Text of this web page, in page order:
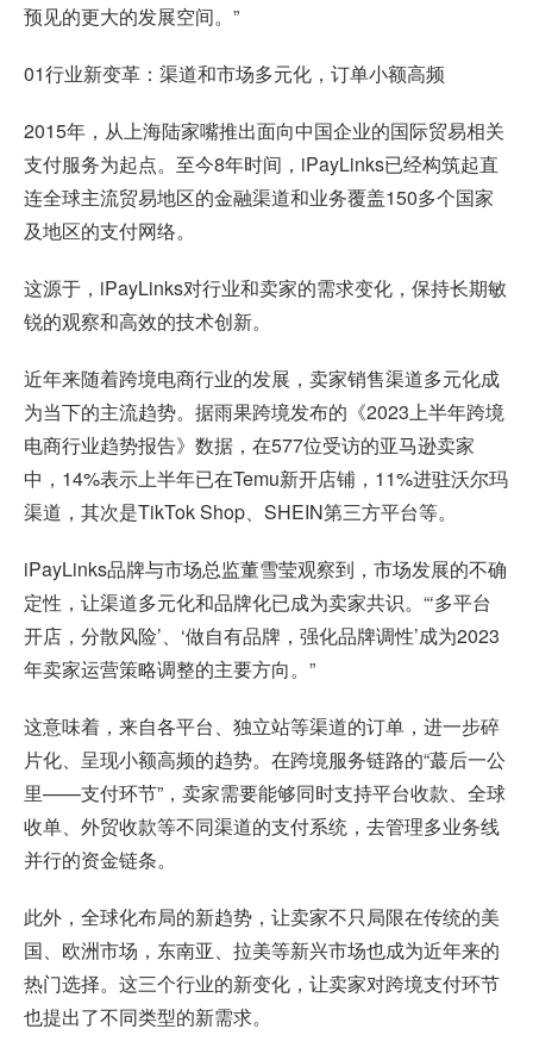
预见的更大的发展空间。”
01行业新变革：渠道和市场多元化，订单小额高频
2015年，从上海陆家嘴推出面向中国企业的国际贸易相关
支付服务为起点。至今8年时间，iPayLinks已经构筑起直
连全球主流贸易地区的金融渠道和业务覆盖150多个国家
及地区的支付网络。
这源于，iPayLinks对行业和卖家的需求变化，保持长期敏
锐的观察和高效的技术创新。
近年来随着跨境电商行业的发展，卖家销售渠道多元化成
为当下的主流趋势。据雨果跨境发布的《2023上半年跨境
电商行业趋势报告》数据，在577位受访的亚马逊卖家
中，14%表示上半年已在Temu新开店铺，11%进驻沃尔玛
渠道，其次是TikTok Shop、SHEIN第三方平台等。
iPayLinks品牌与市场总监董雪莹观察到，市场发展的不确
定性，让渠道多元化和品牌化已成为卖家共识。“‘多平台
开店，分散风险’、‘做自有品牌，强化品牌调性’成为2023
年卖家运营策略调整的主要方向。”
这意味着，来自各平台、独立站等渠道的订单，进一步碎
片化、呈现小额高频的趋势。在跨境服务链路的“蕞后一公
里——支付环节”，卖家需要能够同时支持平台收款、全球
收单、外贸收款等不同渠道的支付系统，去管理多业务线
并行的资金链条。
此外，全球化布局的新趋势，让卖家不只局限在传统的美
国、欧洲市场，东南亚、拉美等新兴市场也成为近年来的
热门选择。这三个行业的新变化，让卖家对跨境支付环节
也提出了不同类型的新需求。